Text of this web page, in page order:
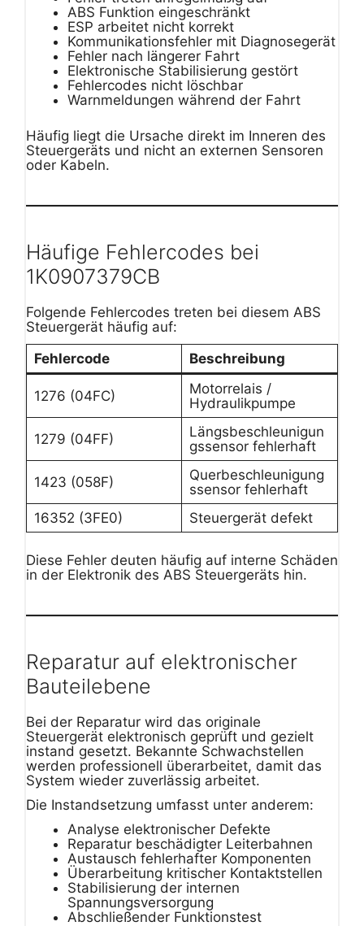
ABS Funktion eingeschränkt
ESP arbeitet nicht korrekt
Kommunikationsfehler mit Diagnosegerät
Fehler nach längerer Fahrt
Elektronische Stabilisierung gestört
Fehlercodes nicht löschbar
Warnmeldungen während der Fahrt
Häufig liegt die Ursache direkt im Inneren des
Steuergeräts und nicht an externen Sensoren
oder Kabeln.
Häufige Fehlercodes bei
1K0907379CB
Folgende Fehlercodes treten bei diesem ABS
Steuergerät häufig auf:
Fehlercode
Beschreibung
1276 (04FC)
Motorrelais /
Hydraulikpumpe
1279 (04FF)
Längsbeschleunigun
gssensor fehlerhaft
1423 (058F)
Querbeschleunigung
ssensor fehlerhaft
16352 (3FE0)
Steuergerät defekt
Diese Fehler deuten häufig auf interne Schäden
in der Elektronik des ABS Steuergeräts hin.
Reparatur auf elektronischer
Bauteilebene
Bei der Reparatur wird das originale
Steuergerät elektronisch geprüft und gezielt
instand gesetzt. Bekannte Schwachstellen
werden professionell überarbeitet, damit das
System wieder zuverlässig arbeitet.
Die Instandsetzung umfasst unter anderem:
Analyse elektronischer Defekte
Reparatur beschädigter Leiterbahnen
Austausch fehlerhafter Komponenten
Überarbeitung kritischer Kontaktstellen
Stabilisierung der internen
Spannungsversorgung
Abschließender Funktionstest